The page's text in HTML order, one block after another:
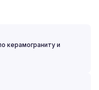
керамограниту и